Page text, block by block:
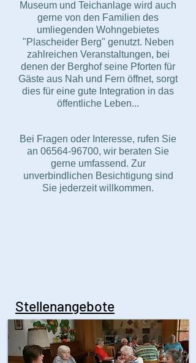
Museum und Teichanlage wird auch
gerne von den Familien des
umliegenden Wohngebietes
"Plascheider Berg" genutzt. Neben
zahlreichen Veranstaltungen, bei
denen der Berghof seine Pforten für
Gäste aus Nah und Fern öffnet, sorgt
dies für eine gute Integration in das
öffentliche Leben...
Bei Fragen oder Interesse, rufen Sie
an 06564-96700, wir beraten Sie
gerne umfassend. Zur
unverbindlichen Besichtigung sind
Sie jederzeit willkommen.
Stellenangebote